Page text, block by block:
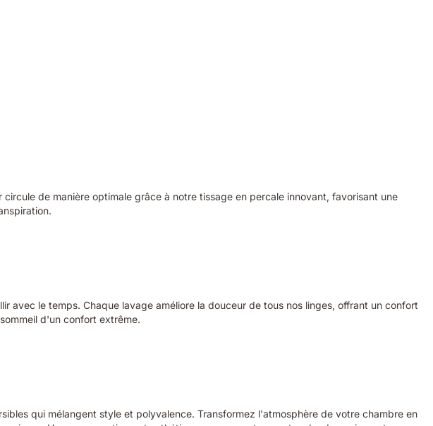
de manière optimale grâce à notre tissage en percale innovant, favorisant une
le temps. Chaque lavage améliore la douceur de tous nos linges, offrant un confort
d'un confort extrême.
qui mélangent style et polyvalence. Transformez l'atmosphère de votre chambre en